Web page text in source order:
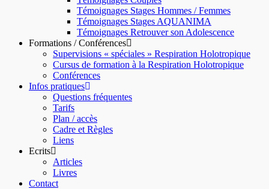
Témoignages Stages Hommes / Femmes
Témoignages Stages AQUANIMA
Témoignages Retrouver son Adolescence
Formations / Conférences
Supervisions « spéciales » Respiration Holotropique
Cursus de formation à la Respiration Holotropique
Conférences
Infos pratiques
Questions fréquentes
Tarifs
Plan / accès
Cadre et Règles
Liens
Ecrits
Articles
Livres
Contact